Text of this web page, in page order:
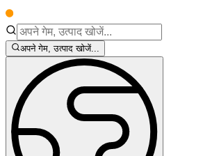
अपने गेम, उत्पाद खोजें...